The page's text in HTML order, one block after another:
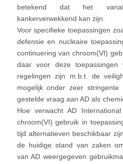
betekend dat het
kankerverwekkend kan zijn.
Voor specifieke toepassingen
defensie en nucleaire
continuering van chroom(VI)
daar voor deze toepassingen
regelingen zijn m.b.t. de
mogelijk onder zeer stringente
gestelde vraag aan AD als
Hoe verwacht AD
chroom(VI) gebruik in
tijd alternatieven beschikbaar
de huidige stand van zaken
van AD weergegeven